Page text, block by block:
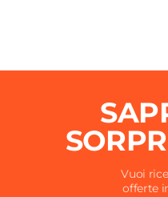
Vuoi
offerte